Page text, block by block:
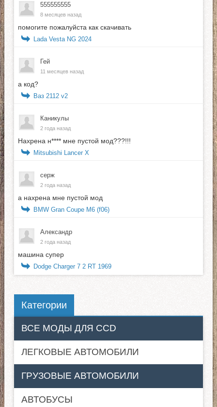
555555555
8 месяцев назад
помогите пожалуйста как скачивать
Lada Vesta NG 2024
Гей
11 месяцев назад
а код?
Ваз 2112 v2
Каникулы
2 года назад
Нахрена н**** мне пустой мод???!!!
Mitsubishi Lancer X
серж
2 года назад
а нахрена мне пустой мод
BMW Gran Coupe M6 (f06)
Александр
2 года назад
машина супер
Dodge Charger 7 2 RT 1969
Категории
ВСЕ МОДЫ ДЛЯ CCD
ЛЕГКОВЫЕ АВТОМОБИЛИ
ГРУЗОВЫЕ АВТОМОБИЛИ
АВТОБУСЫ